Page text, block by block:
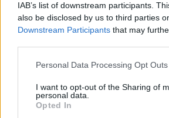
IAB’s list of downstream participants.
also be disclosed by us to third parties
Downstream Participants that may
Please note that this website/app uses
not limited to your visit or usage
grant or deny consent to Google and its
use your data for below specified
Personal Data Processing Opt Outs
I want to opt-out of the Sharing of
personal data.
Opted In
Útépítés